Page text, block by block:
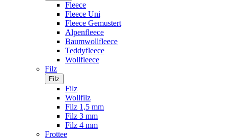
Fleece
Fleece Uni
Fleece Gemustert
Alpenfleece
Baumwollfleece
Teddyfleece
Wollfleece
Filz
Filz
Filz
Wollfilz
Filz 1,5 mm
Filz 3 mm
Filz 4 mm
Frottee